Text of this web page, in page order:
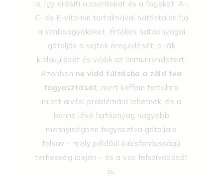
is, így erősíti a csontokat és a fogakat. A-,
C- és E-vitamin tartalmával hatástalanítja
a szabadgyököket. Értékes hatóanyagai
gátolják a sejtek öregedését, a rák
kialakulását és védik az immunrendszert.
Azonban ne vidd túlzásba a zöld tea
fogyasztását , mert koffein tartalma
miatt alvási problémáid lehetnek, és a
benne lévő hatóanyag nagyobb
mennyiségben fogyasztva gátolja a
folsav – mely például kulcsfontosságú
terhesség idején – és a vas felszívódását
is.